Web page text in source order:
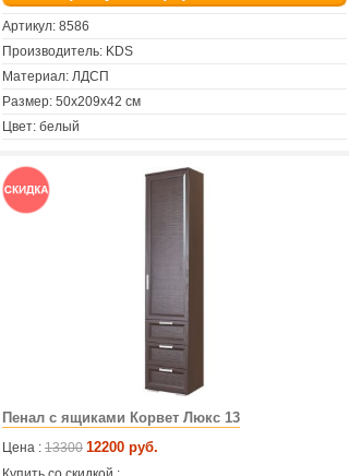
Артикул: 8586
Производитель: KDS
Материал: ЛДСП
Размер: 50х209х42 см
Цвет: белый
Пенал с ящиками Корвет Люкс 13
Цена : 13300 12200 руб.